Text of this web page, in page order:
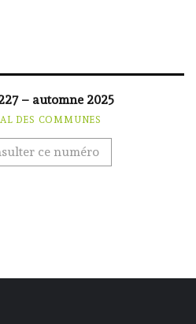
– automne 2025
DES COMMUNES
ce numéro